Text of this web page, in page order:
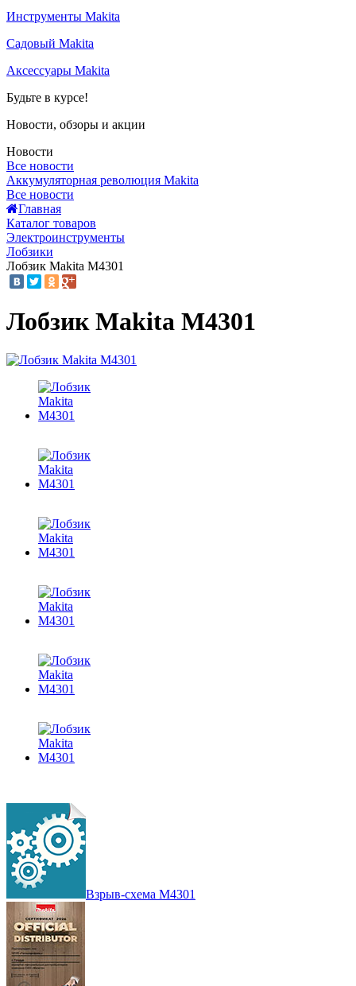
Инструменты Makita
Садовый Makita
Аксессуары Makita
Будьте в курсе!
Новости, обзоры и акции
Новости
Все новости
Аккумуляторная революция Makita
Все новости
Главная
Каталог товаров
Электроинструменты
Лобзики
Лобзик Makita M4301
Лобзик Makita M4301
Взрыв-схема M4301